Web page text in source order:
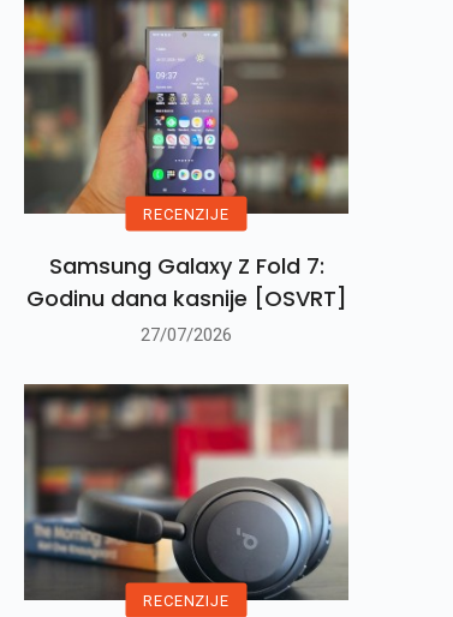
RECENZIJE
Samsung Galaxy Z Fold 7:
Godinu dana kasnije [OSVRT]
27/07/2026
RECENZIJE